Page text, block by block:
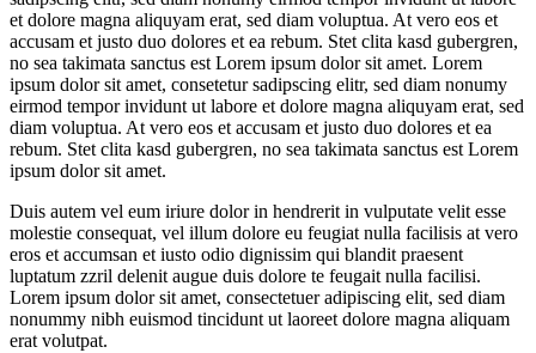
et dolore magna aliquyam erat, sed diam voluptua. At vero eos et
accusam et justo duo dolores et ea rebum. Stet clita kasd gubergren,
no sea takimata sanctus est Lorem ipsum dolor sit amet. Lorem
ipsum dolor sit amet, consetetur sadipscing elitr, sed diam nonumy
eirmod tempor invidunt ut labore et dolore magna aliquyam erat, sed
diam voluptua. At vero eos et accusam et justo duo dolores et ea
rebum. Stet clita kasd gubergren, no sea takimata sanctus est Lorem
ipsum dolor sit amet.
Duis autem vel eum iriure dolor in hendrerit in vulputate velit esse
molestie consequat, vel illum dolore eu feugiat nulla facilisis at vero
eros et accumsan et iusto odio dignissim qui blandit praesent
luptatum zzril delenit augue duis dolore te feugait nulla facilisi.
Lorem ipsum dolor sit amet, consectetuer adipiscing elit, sed diam
nonummy nibh euismod tincidunt ut laoreet dolore magna aliquam
erat volutpat.